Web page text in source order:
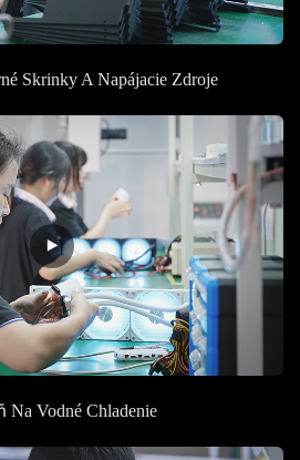
Skrinky A Napájacie Zdroje
Na Vodné Chladenie